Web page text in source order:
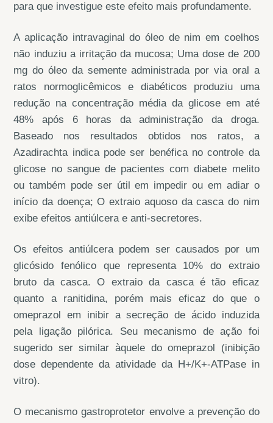
para que investigue este efeito mais profundamente.
A aplicação intravaginal do óleo de nim em coelhos
não induziu a irritação da mucosa; Uma dose de 200
mg do óleo da semente administrada por via oral a
ratos normoglicêmicos e diabéticos produziu uma
redução na concentração média da glicose em até
48% após 6 horas da administração da droga.
Baseado nos resultados obtidos nos ratos, a
Azadirachta indica pode ser benéfica no controle da
glicose no sangue de pacientes com diabete melito
ou também pode ser útil em impedir ou em adiar o
início da doença; O extraio aquoso da casca do nim
exibe efeitos antiúlcera e anti-secretores.
Os efeitos antiúlcera podem ser causados por um
glicósido fenólico que representa 10% do extraio
bruto da casca. O extraio da casca é tão eficaz
quanto a ranitidina, porém mais eficaz do que o
omeprazol em inibir a secreção de ácido induzida
pela ligação pilórica. Seu mecanismo de ação foi
sugerido ser similar àquele do omeprazol (inibição
dose dependente da atividade da H+/K+-ATPase in
vitro).
O mecanismo gastroprotetor envolve a prevenção do